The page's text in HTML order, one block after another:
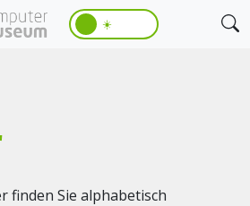
☀️
finden Sie alphabetisch